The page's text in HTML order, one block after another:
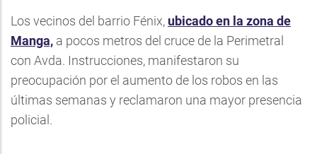
Los vecinos del barrio Fénix, ubicado en la zona de
Manga, a pocos metros del cruce de la Perimetral
con Avda. Instrucciones, manifestaron su
preocupación por el aumento de los robos en las
últimas semanas y reclamaron una mayor presencia
policial.